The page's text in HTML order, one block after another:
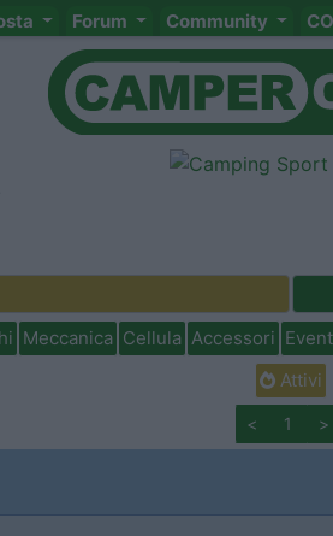
Forum Community
Meccanica Cellula Accessori
Attivi
< 1 >